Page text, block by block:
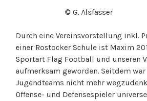
© G. Alsfasser
Durch eine Vereinsvorstellung inkl.
einer Rostocker Schule ist Maxim
Sportart Flag Football und unseren
aufmerksam geworden. Seitdem war
Jugendteams nicht mehr
Offense- und Defensespieler